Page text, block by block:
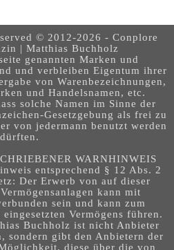
© 2012-2026 - Conplore
| Matthias Buchholz
genannten Marken und
und verbleiben Eigentum ihrer
von Warenbezeichnungen,
und Handelsnamen, etc.
solche Namen im Sinne der
Gesetzgebung als frei zu
von jedermann benutzt werden
dürften.
WARNHINWEIS
entsprechend § 12 Abs. 2
Der Erwerb von auf dieser
kann mit
sein und kann zum
Vermögens führen.
Buchholz ist nicht Anbieter
sondern gibt den Anbietern der
diese über die von